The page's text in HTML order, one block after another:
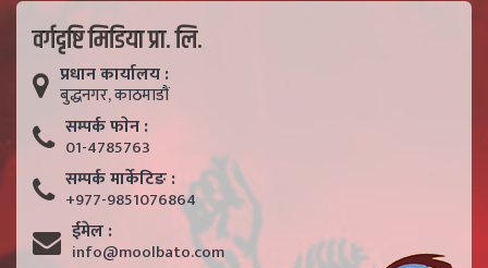
वर्गदृष्टि मिडिया प्रा. लि.
प्रधान कार्यालय :
बुद्धनगर, काठमाडाैं
सम्पर्क फाेन :
01-4785763
सम्पर्क मार्केटिङ :
+977-9851076864
ईमेल :
info@moolbato.com